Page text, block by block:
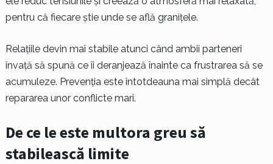
pentru că fiecare știe unde se află granițele.
Relațiile devin mai stabile atunci când ambii parteneri
învață să spună ce îi deranjează înainte ca frustrarea să se
acumuleze. Prevenția este întotdeauna mai simplă decât
repararea unor conflicte mari.
De ce le este multora greu să
stabilească limite